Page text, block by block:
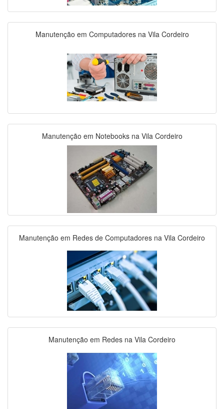
Manutenção em Computadores na Vila Cordeiro
Manutenção em Notebooks na Vila Cordeiro
Manutenção em Redes de Computadores na Vila Cordeiro
Manutenção em Redes na Vila Cordeiro